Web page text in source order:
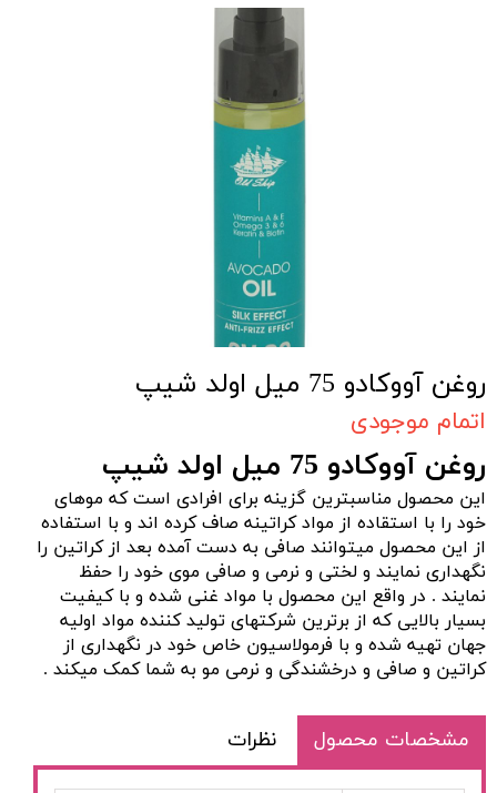
روغن آووکادو 75 میل اولد شیپ
اتمام موجودی
روغن آووکادو 75 میل اولد شیپ
این محصول مناسبترین گزینه برای افرادی است که موهای
خود را با استقاده از مواد کراتینه صاف کرده اند و با استفاده
از این محصول میتوانند صافی به دست آمده بعد از کراتین را
نگهداری نمایند و لختی و نرمی و صافی موی خود را حفظ
نمایند . در واقع این محصول با مواد غنی شده و با کیفیت
بسیار بالایی که از برترین شرکتهای تولید کننده مواد اولیه
جهان تهیه شده و با فرمولاسیون خاص خود در نگهداری از
کراتین و صافی و درخشندگی و نرمی مو به شما کمک میکند .
مشخصات محصول نظرات